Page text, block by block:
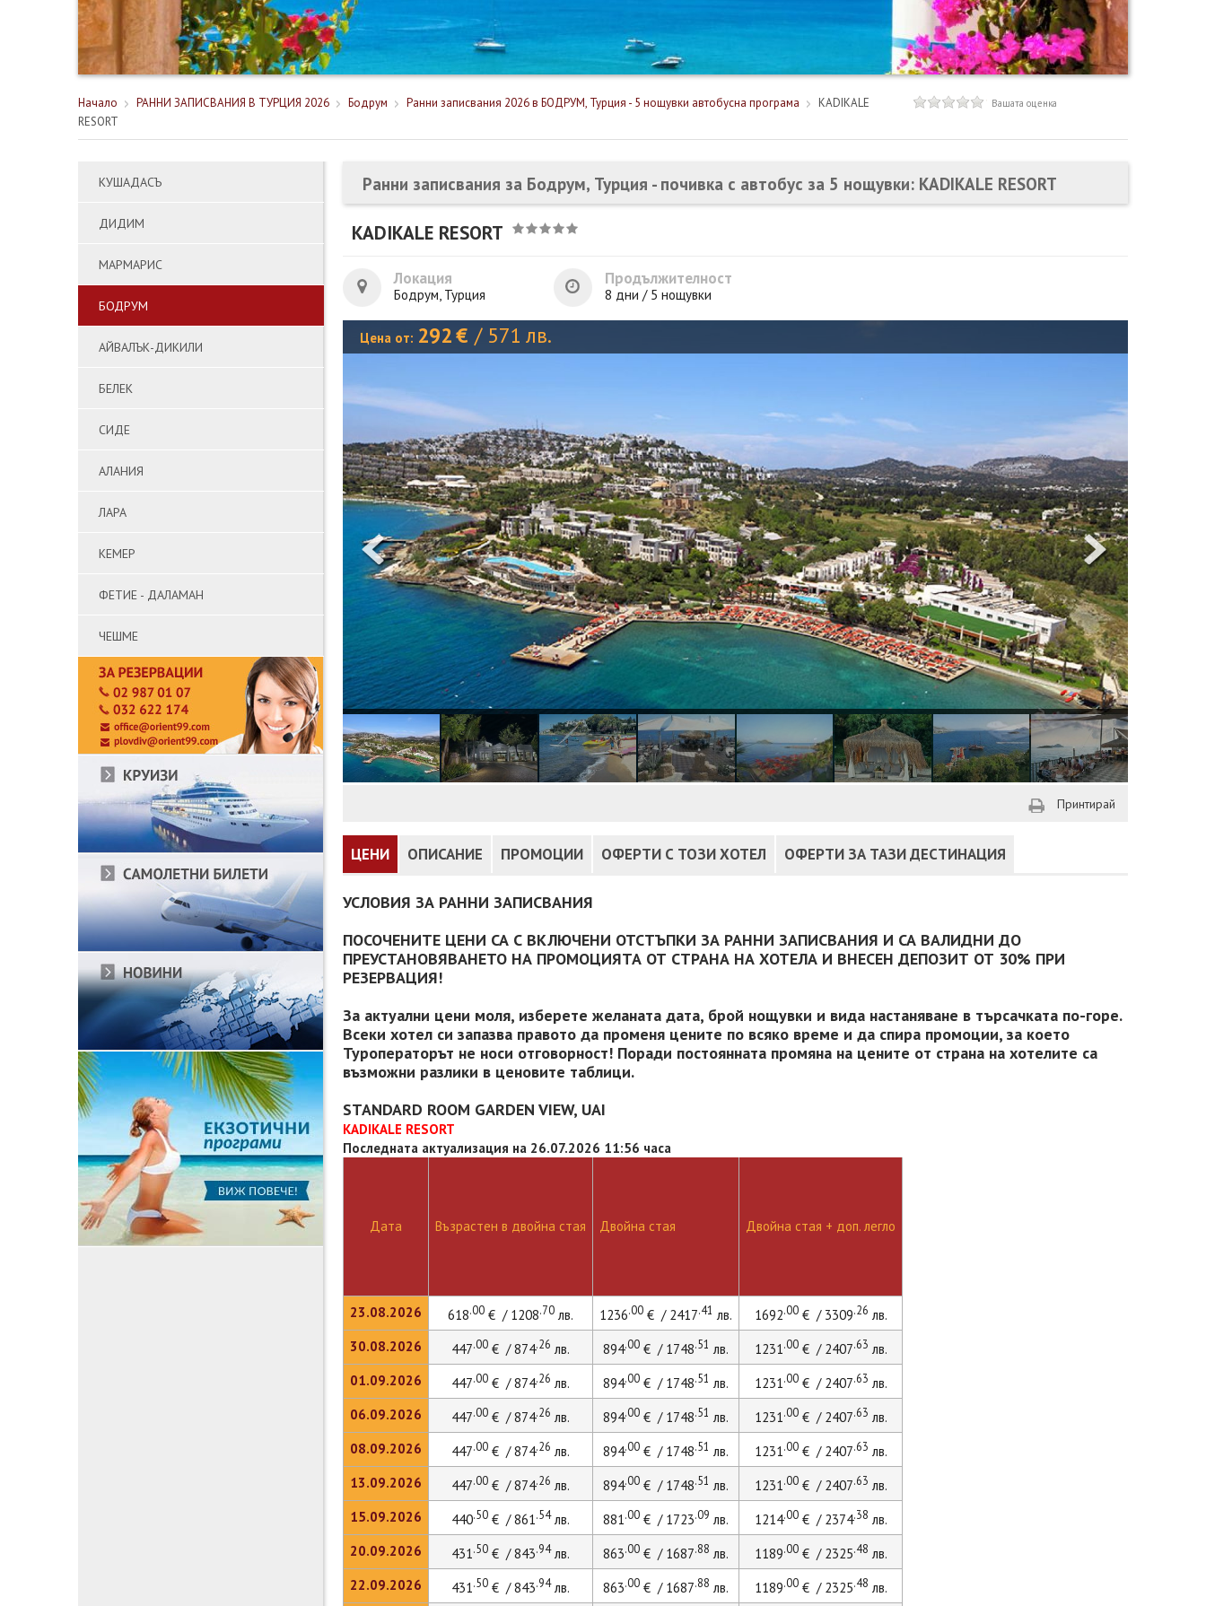
Начало РАННИ ЗАПИСВАНИЯ В ТУРЦИЯ 2026 Бодрум Ранни записвания 2026 в БОДРУМ, Турция - 5 нощувки автобусна програма
KADIKALE
RESORT
Вашата оценка
КУШАДАСЪ
ДИДИМ
МАРМАРИС
БОДРУМ
АЙВАЛЪК-ДИКИЛИ
БЕЛЕК
СИДЕ
АЛАНИЯ
ЛАРА
КЕМЕР
ФЕТИЕ - ДАЛАМАН
ЧЕШМЕ
Ранни записвания за Бодрум, Турция - почивка с автобус за 5 нощувки: KADIKALE RESORT
KADIKALE RESORT
Локация
Бодрум, Турция
Продължителност
8 дни / 5 нощувки
Цена от: 292€ / 571 лв.
Принтирай
ЦЕНИ ОПИСАНИЕ ПРОМОЦИИ ОФЕРТИ С ТОЗИ ХОТЕЛ ОФЕРТИ ЗА ТАЗИ ДЕСТИНАЦИЯ
УСЛОВИЯ ЗА РАННИ ЗАПИСВАНИЯ
ПОСОЧЕНИТЕ ЦЕНИ СА С ВКЛЮЧЕНИ ОТСТЪПКИ ЗА РАННИ ЗАПИСВАНИЯ И СА ВАЛИДНИ ДО
ПРЕУСТАНОВЯВАНЕТО НА ПРОМОЦИЯТА ОТ СТРАНА НА ХОТЕЛА И ВНЕСЕН ДЕПОЗИТ ОТ 30% ПРИ
РЕЗЕРВАЦИЯ!
За актуални цени моля, изберете желаната дата, брой нощувки и вида настаняване в търсачката по-горе.
Всеки хотел си запазва правото да променя цените по всяко време и да спира промоции, за което
Туроператорът не носи отговорност! Поради постоянната промяна на цените от страна на хотелите са
възможни разлики в ценовите таблици.
STANDARD ROOM GARDEN VIEW, UAI
KADIKALE RESORT
Последната актуализация на 26.07.2026 11:56 часа
Дата
23.08.2026
30.08.2026
01.09.2026
06.09.2026
08.09.2026
13.09.2026
15.09.2026
20.09.2026
22.09.2026
Възрастен в двойна стая Двойна стая Двойна стая + доп. легло
618.00 € / 1208.70 лв. 1236.00 € / 2417.41 лв. 1692.00€ / 3309.26 лв.
447.00 € / 874.26 лв. 894.00 € / 1748.51 лв. 1231.00€ / 2407.63 лв.
447.00 € / 874.26 лв. 894.00 € / 1748.51 лв. 1231.00€ / 2407.63 лв.
447.00 € / 874.26 лв. 894.00 € / 1748.51 лв. 1231.00€ / 2407.63 лв.
447.00 € / 874.26 лв. 894.00 € / 1748.51 лв. 1231.00€ / 2407.63 лв.
447.00 € / 874.26 лв. 894.00 € / 1748.51 лв. 1231.00€ / 2407.63 лв.
440.50 € / 861.54лв. 881.00 € / 1723.09 лв. 1214.00€ / 2374.38 лв.
431.50 € / 843.94лв. 863.00 € / 1687.88 лв. 1189.00€ / 2325.48 лв.
431.50 € / 843.94лв. 863.00 € / 1687.88 лв. 1189.00€ / 2325.48 лв.